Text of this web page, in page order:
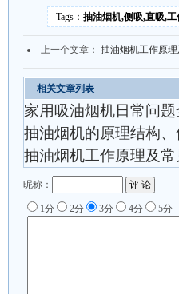
Tags： 抽油烟机,侧吸,直吸,工
上一个文章： 抽油烟机工作原
相关文章列表
家用吸油烟机日常问
抽油烟机的原理结构
抽油烟机工作原理及
昵称：
1分 2分 3分 4分 5分